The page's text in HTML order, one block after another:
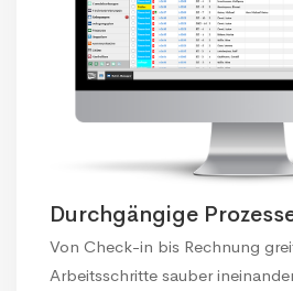
Durchgängige
Von Check-in bis Rechnung
Arbeitsschritte sauber